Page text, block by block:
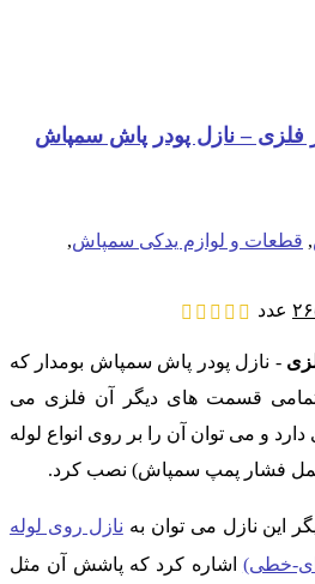
فلزی – نازل پودر پاش سمپاش
, قطعات و لوازم یدکی سمپاش,
قیمت
تومان۲۶۵,۰۰۰.
عدد
- نازل پودر پاش سمپاش بومدار که
تمامی قسمت های دیگر آن فلزی می
و می توان آن را بر روی انواع لوله
فشار پمپ سمپاش) نصب کرد.
این نازل می توان به نازل روی لوله
ای-خطی) اشاره کرد که پاشش آن مثل